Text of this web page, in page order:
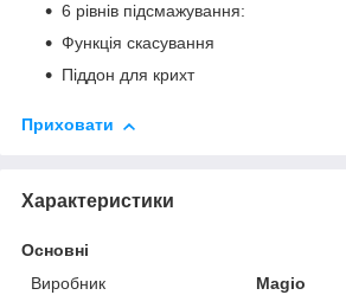
6 рівнів підсмажування:
Функція скасування
Піддон для крихт
Приховати
Характеристики
Основні
Виробник
Magio